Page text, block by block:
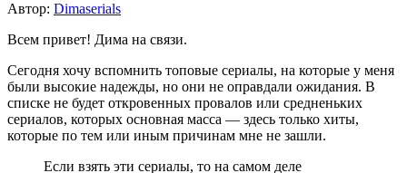
Автор: Dimaserials
Всем привет! Дима на связи.
Сегодня хочу вспомнить топовые сериалы, на которые у меня
были высокие надежды, но они не оправдали ожидания. В
списке не будет откровенных провалов или средненьких
сериалов, которых основная масса — здесь только хиты,
которые по тем или иным причинам мне не зашли.
Если взять эти сериалы, то на самом деле